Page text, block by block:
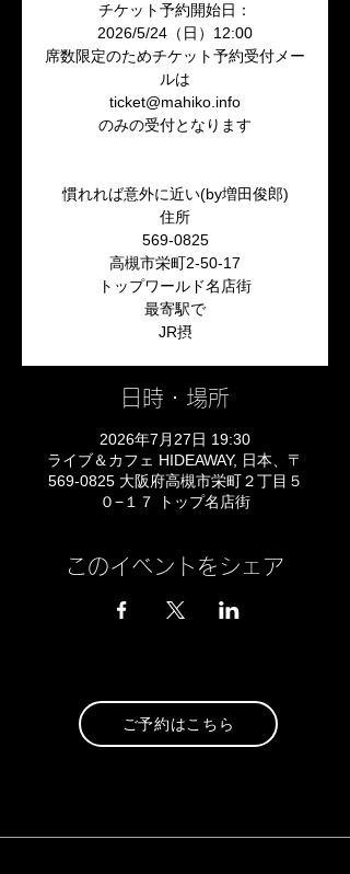
チケット予約開始日：
2026/5/24（日）12:00
席数限定のためチケット予約受付メー
ルは
ticket@mahiko.info
のみの受付となります
慣れれば意外に近い(by増田俊郎)
住所
569-0825
高槻市栄町2-50-17
トップワールド名店街
最寄駅で
JR摂
日時・場所
2026年7月27日 19:30
ライブ＆カフェ HIDEAWAY, 日本、〒
569-0825 大阪府高槻市栄町２丁目５
０−１７ トップ名店街
このイベントをシェア
ご予約はこちら